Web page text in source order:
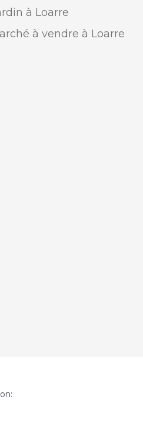
à Loarre
à vendre à Loarre